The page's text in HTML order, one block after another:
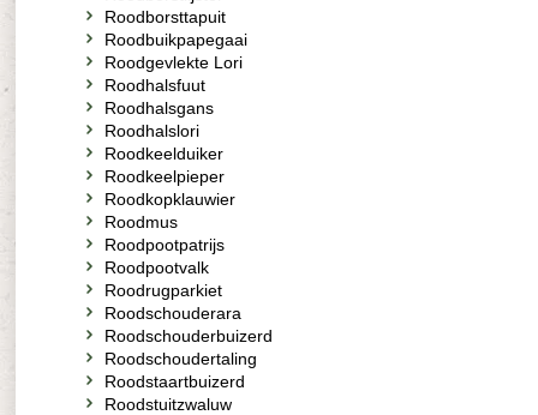
Roodborsttapuit
Roodbuikpapegaai
Roodgevlekte Lori
Roodhalsfuut
Roodhalsgans
Roodhalslori
Roodkeelduiker
Roodkeelpieper
Roodkopklauwier
Roodmus
Roodpootpatrijs
Roodpootvalk
Roodrugparkiet
Roodschouderara
Roodschouderbuizerd
Roodschoudertaling
Roodstaartbuizerd
Roodstuitzwaluw